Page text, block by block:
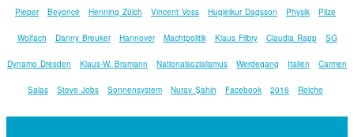
Pieper Beyoncé Henning Zülch Vincent Voss Hugleikur Dagsson Physik Pilze
Wolfach Danny Breuker Hannover Machtpolitik Klaus Filbry Claudia Rapp SG
Dynamo Dresden Klaus-W. Bramann Nationalsozialismus Werdegang Italien Carmen
Salas Steve Jobs Sonnensystem Nuray Şahin Facebook 2016 Reiche